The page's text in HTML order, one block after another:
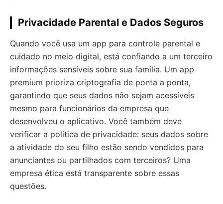
Privacidade Parental e Dados Seguros
Quando você usa um app para controle parental e
cuidado no meio digital, está confiando a um terceiro
informações sensíveis sobre sua família. Um app
premium prioriza criptografia de ponta a ponta,
garantindo que seus dados não sejam acessíveis
mesmo para funcionários da empresa que
desenvolveu o aplicativo. Você também deve
verificar a política de privacidade: seus dados sobre
a atividade do seu filho estão sendo vendidos para
anunciantes ou partilhados com terceiros? Uma
empresa ética está transparente sobre essas
questões.